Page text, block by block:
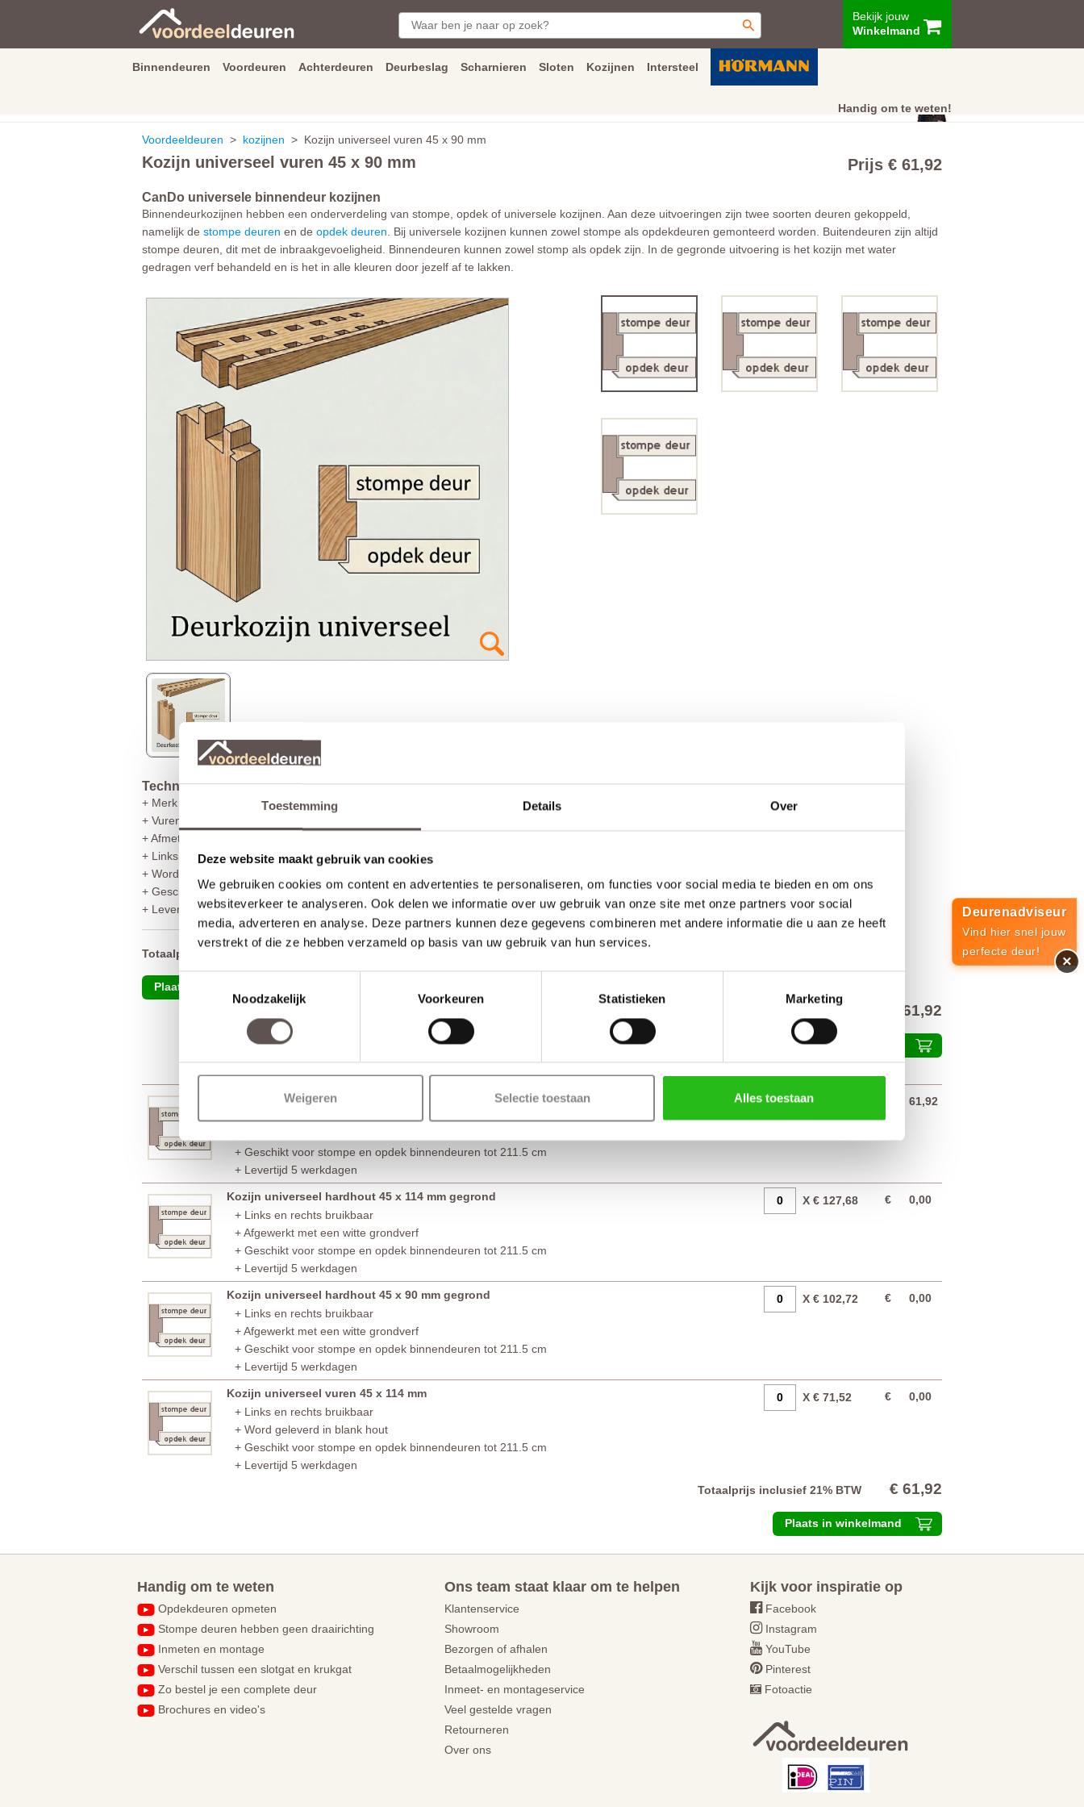
Toestemming Details Over
Deze website maakt gebruik van cookies
We gebruiken cookies om content en advertenties te personaliseren, om functies voor social media te bieden en om ons
websiteverkeer te analyseren. Ook delen we informatie over uw gebruik van onze site met onze partners voor social
media, adverteren en analyse. Deze partners kunnen deze gegevens combineren met andere informatie die u aan ze heeft
verstrekt of die ze hebben verzameld op basis van uw gebruik van hun services.
Toestemmingsselectie
Noodzakelijk
Voorkeuren Statistieken Marketing
Weigeren Selectie toestaan Alles toestaan
Bekijk jouw
Winkelmand
Binnendeuren Voordeuren Achterdeuren Deurbeslag Scharnieren Sloten Kozijnen Intersteel
Handig om te weten!
Klantenservice
Voordeeldeuren > kozijnen > Kozijn universeel vuren 45 x 90 mm
Prijs € 61,92
Kozijn universeel vuren 45 x 90 mm
CanDo universele binnendeur kozijnen
Binnendeurkozijnen hebben een onderverdeling van stompe, opdek of universele kozijnen. Aan deze uitvoeringen zijn twee soorten deuren gekoppeld,
namelijk de stompe deuren en de opdek deuren . Bij universele kozijnen kunnen zowel stompe als opdekdeuren gemonteerd worden. Buitendeuren zijn altijd
stompe deuren, dit met de inbraakgevoeligheid. Binnendeuren kunnen zowel stomp als opdek zijn. In de gegronde uitvoering is het kozijn met water
gedragen verf behandeld en is het in alle kleuren door jezelf af te lakken.
Technische gegevens
+ Merk CanDo
+ Vurenhout kozijn
+ Afmeting 45 x 90 mm
+ Links en rechts bruikbaar
+ Word geleverd in blank hout
+ Geschikt voor stompe en opdek binnendeuren tot 211.5 cm
+ Levertijd 5 werkdagen
Totaalprijs inclusief 21% BTW
Plaats in winkelmand
€ 61,92
Plaats in winkelmand
Kozijn universeel vuren 45 x 90 mm
+ Geschikt voor stompe en opdek binnendeuren tot 211.5 cm
+ Levertijd 5 werkdagen
X € 61,92 61,92
Kozijn universeel hardhout 45 x 114 mm gegrond
+ Links en rechts bruikbaar
+ Afgewerkt met een witte grondverf
+ Geschikt voor stompe en opdek binnendeuren tot 211.5 cm
+ Levertijd 5 werkdagen
X € 127,68 € 0,00
Kozijn universeel hardhout 45 x 90 mm gegrond
+ Links en rechts bruikbaar
+ Afgewerkt met een witte grondverf
+ Geschikt voor stompe en opdek binnendeuren tot 211.5 cm
+ Levertijd 5 werkdagen
X € 102,72 € 0,00
Kozijn universeel vuren 45 x 114 mm
+ Links en rechts bruikbaar
+ Word geleverd in blank hout
+ Geschikt voor stompe en opdek binnendeuren tot 211.5 cm
+ Levertijd 5 werkdagen
X € 71,52 € 0,00
Totaalprijs inclusief 21% BTW € 61,92
Plaats in winkelmand
Handig om te weten
Opdekdeuren opmeten
Stompe deuren hebben geen draairichting
Inmeten en montage
Verschil tussen een slotgat en krukgat
Zo bestel je een complete deur
Brochures en video's
Ons team staat klaar om te helpen
Klantenservice
Showroom
Bezorgen of afhalen
Betaalmogelijkheden
Inmeet- en montageservice
Veel gestelde vragen
Retourneren
Over ons
Kijk voor inspiratie op
Facebook
Instagram
YouTube
Pinterest
Fotoactie
Deurenadviseur
Vind hier snel jouw
perfecte deur!
×